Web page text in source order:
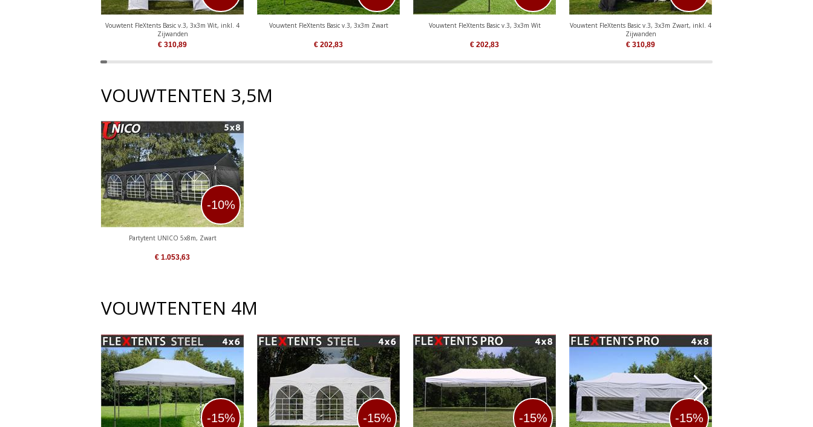
Vouwtent FleXtents Basic v.3, 3x3m Wit, inkl. 4
Zijwanden
€ 310,89
Vouwtent FleXtents Basic v.3, 3x3m Zwart
€ 202,83
Vouwtent FleXtents Basic v.3, 3x3m Wit
€ 202,83
Vouwtent FleXtents Basic v.3, 3x3m Zwart, inkl. 4
Zijwanden
€ 310,89
VOUWTENTEN 3,5M
-10%
Partytent UNICO 5x8m, Zwart
€ 1.053,63
VOUWTENTEN 4M
-15% -15% -15% -15%